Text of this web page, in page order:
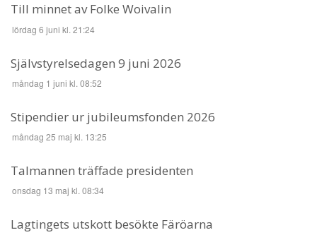
Till minnet av Folke Woivalin
lördag 6 juni kl. 21:24
Självstyrelsedagen 9 juni 2026
måndag 1 juni kl. 08:52
Stipendier ur jubileumsfonden 2026
måndag 25 maj kl. 13:25
Talmannen träffade presidenten
onsdag 13 maj kl. 08:34
Lagtingets utskott besökte Färöarna